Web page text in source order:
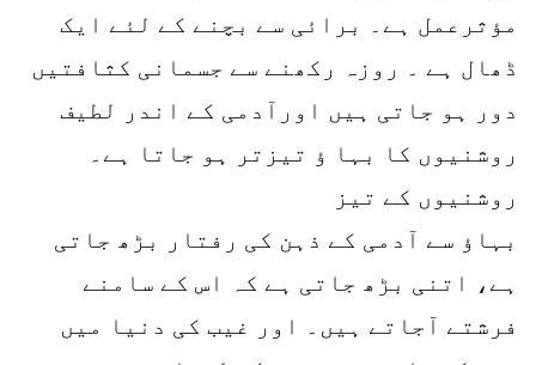
مؤثرعمل ہے۔ برائی سے بچنے کے لئے ایک
ڈھال ہے ۔ روزہ رکھنے سے جسمانی کثافتیں
دور ہو جاتی ہیں اورآدمی کے اندر لطیف
روشنیوں کا بہا ؤ تیزتر ہو جاتا ہے۔
روشنیوں کے تیز
بہاؤ سے آدمی کے ذہن کی رفتار بڑھ جاتی
ہے، اتنی بڑھ جاتی ہے کہ اس کے سامنے
فرشتے آجاتے ہیں۔ اور غیب کی دنیا میں